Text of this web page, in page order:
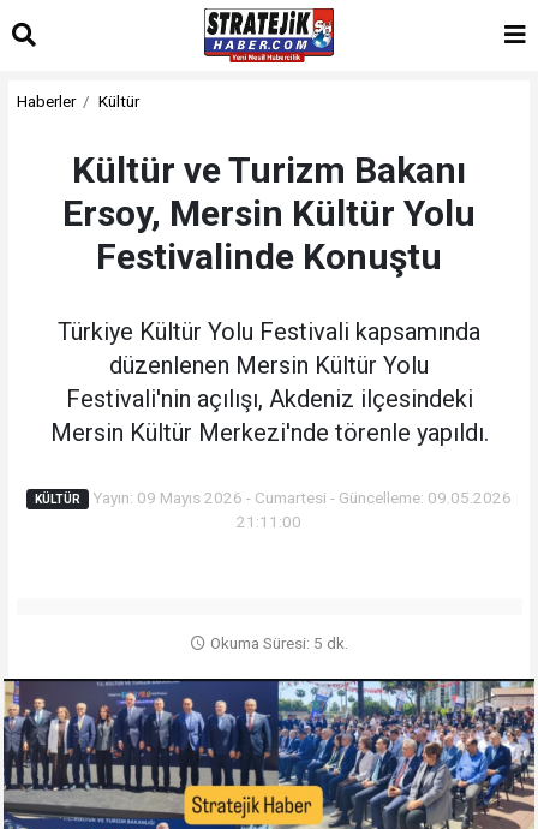
Haberler Kültür
Kültür ve Turizm Bakanı
Ersoy, Mersin Kültür Yolu
Festivalinde Konuştu
Türkiye Kültür Yolu Festivali kapsamında
düzenlenen Mersin Kültür Yolu
Festivali'nin açılışı, Akdeniz ilçesindeki
Mersin Kültür Merkezi'nde törenle yapıldı.
KÜLTÜR
Yayın: 09 Mayıs 2026 - Cumartesi - Güncelleme: 09.05.2026
21:11:00
Okuma Süresi: 5 dk.